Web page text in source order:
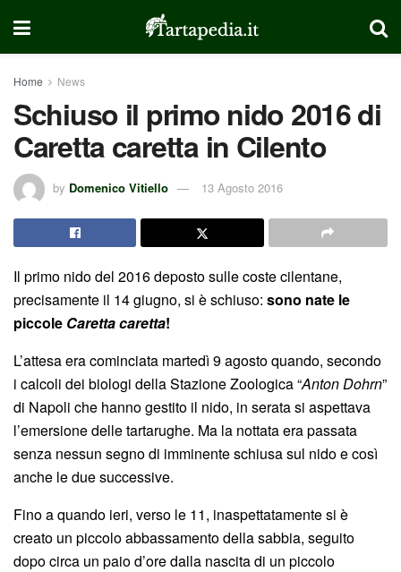
Home News
Schiuso il primo nido 2016 di
Caretta caretta in Cilento
by Domenico Vitiello 13 Agosto 2016
Il primo nido del 2016 deposto sulle coste cilentane,
precisamente il 14 giugno, si è schiuso: sono nate le
piccole Caretta caretta!
L’attesa era cominciata martedì 9 agosto quando, secondo
i calcoli dei biologi della Stazione Zoologica “Anton Dohrn”
di Napoli che hanno gestito il nido, in serata si aspettava
l’emersione delle tartarughe. Ma la nottata era passata
senza nessun segno di imminente schiusa sul nido e così
anche le due successive.
Fino a quando ieri, verso le 11, inaspettatamente si è
creato un piccolo abbassamento della sabbia, seguito
dopo circa un paio d’ore dalla nascita di un piccolo